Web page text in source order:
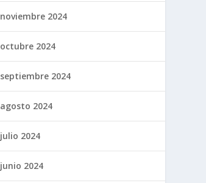
noviembre 2024
octubre 2024
septiembre 2024
agosto 2024
julio 2024
junio 2024